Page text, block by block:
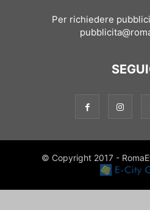
Per richiedere
© Copyright 2017 -